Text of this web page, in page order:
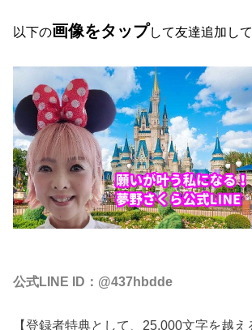
以下の画像をタップして友達追加して
公式LINE ID：@437hbdde
【登録者特典として、25,000文字を越